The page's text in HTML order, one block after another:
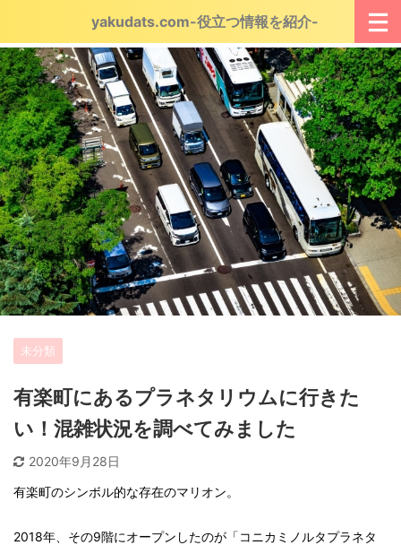
yakudats.com-役立つ情報を紹介-
未分類
有楽町にあるプラネタリウムに行きた
い！混雑状況を調べてみました
2020年9月28日
有楽町のシンボル的な存在のマリオン。
2018年、その9階にオープンしたのが「コニカミノルタプラネタ